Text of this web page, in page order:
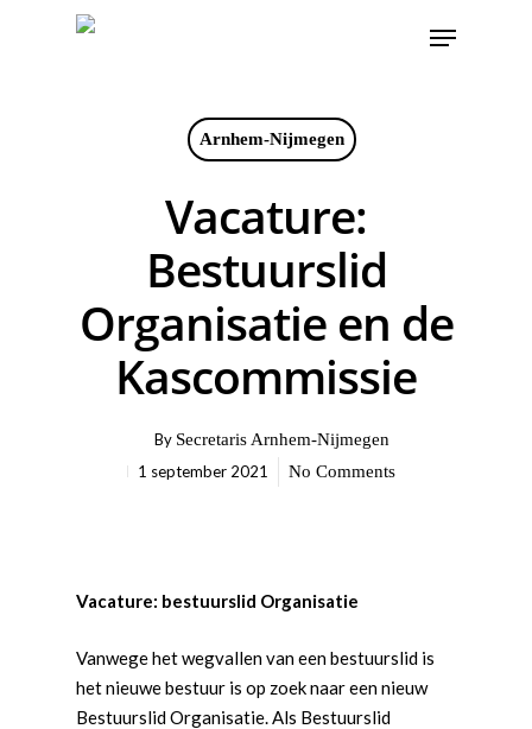
Arnhem-Nijmegen
Vacature:
Bestuurslid
Organisatie en de
Kascommissie
By Secretaris Arnhem-Nijmegen
1 september 2021
No Comments
Vacature: bestuurslid Organisatie
Vanwege het wegvallen van een bestuurslid is
het nieuwe bestuur is op zoek naar een nieuw
Bestuurslid Organisatie. Als Bestuurslid